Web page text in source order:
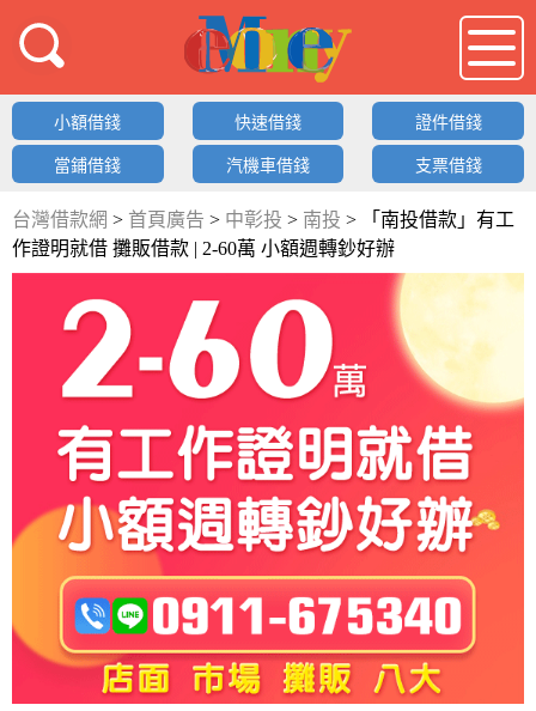
借錢LOGO
小額借錢 快速借錢 證件借錢
當鋪借錢 汽機車借錢 支票借錢
台灣借款網 > 首頁廣告 > 中彰投 > 南投 >
「南投借款」有工
作證明就借 攤販借款 | 2-60萬 小額週轉鈔好辦